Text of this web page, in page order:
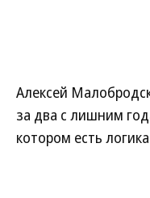
Алексей
за два с лишним
котором есть